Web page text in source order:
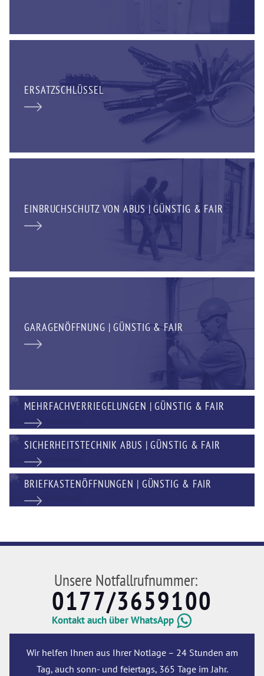
ERSATZSCHLÜSSEL
EINBRUCHSCHUTZ VON ABUS | GÜNSTIG & FAIR
GARAGENÖFFNUNG | GÜNSTIG & FAIR
MEHRFACHVERRIEGELUNGEN | GÜNSTIG & FAIR
SICHERHEITSTECHNIK ABUS | GÜNSTIG & FAIR
BRIEFKASTENÖFFNUNGEN | GÜNSTIG & FAIR
Unsere Notfallrufnummer:
0177/3659100
Kontakt auch über WhatsApp
Wir helfen Ihnen aus Ihrer Notlage – 24 Stunden am
Tag, auch sonn- und feiertags, 365 Tage im Jahr.